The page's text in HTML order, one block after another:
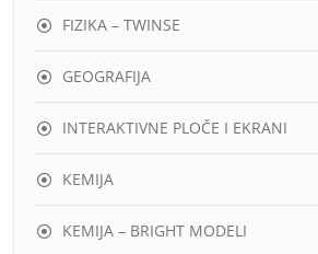
FIZIKA – TWINSE
GEOGRAFIJA
INTERAKTIVNE PLOČE I EKRANI
KEMIJA
KEMIJA – BRIGHT MODELI